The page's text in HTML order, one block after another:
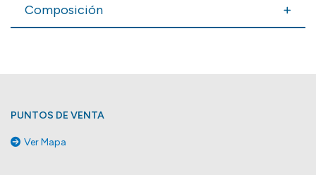
Composición
PUNTOS DE VENTA
Ver Mapa